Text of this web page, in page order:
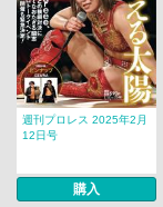
週刊プロレス 2025年2月
12日号
購入